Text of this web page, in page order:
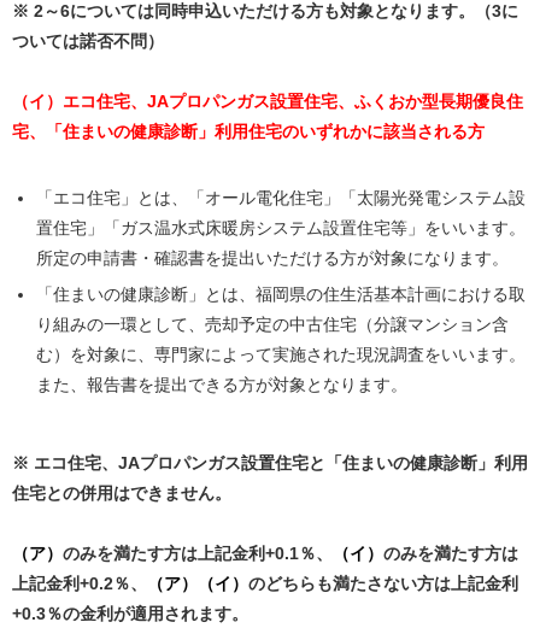
※ 2～6については同時申込いただける方も対象となります。（3に
ついては諾否不問）
（イ）エコ住宅、JAプロパンガス設置住宅、ふくおか型長期優良住
宅、「住まいの健康診断」利用住宅のいずれかに該当される方
「エコ住宅」とは、「オール電化住宅」「太陽光発電システム設
置住宅」「ガス温水式床暖房システム設置住宅等」をいいます。
所定の申請書・確認書を提出いただける方が対象になります。
「住まいの健康診断」とは、福岡県の住生活基本計画における取
り組みの一環として、売却予定の中古住宅（分譲マンション含
む）を対象に、専門家によって実施された現況調査をいいます。
また、報告書を提出できる方が対象となります。
※ エコ住宅、JAプロパンガス設置住宅と「住まいの健康診断」利用
住宅との併用はできません。
（ア） のみを満たす方は上記金利+0.1％、 （イ） のみを満たす方は
上記金利+0.2％、
（ア）（イ） のどちらも満たさない方は上記金利
+0.3％の金利が適用されます。